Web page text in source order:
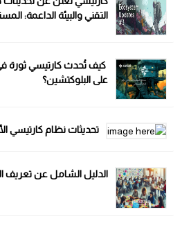
التقني والبيئة الداعمة:
كيف تُحدث كارتيسي ثورة
على البلوكتشين؟
تحديثات نظام كارتيسي
الدليل الشامل عن تعريف